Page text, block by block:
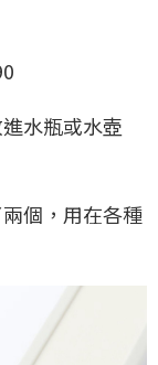
水瓶或水壺
個，用在各種